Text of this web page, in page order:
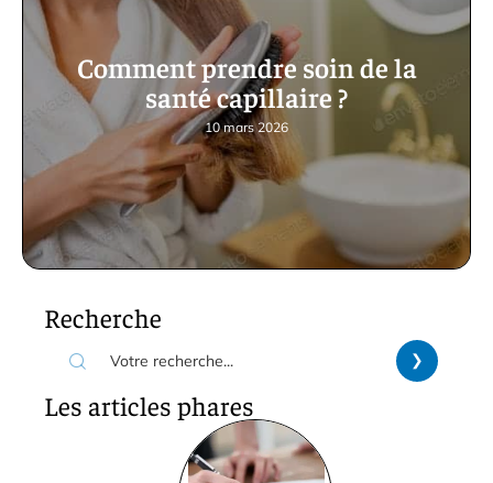
Comment prendre soin de la
santé capillaire ?
10 mars 2026
Recherche
Les articles phares